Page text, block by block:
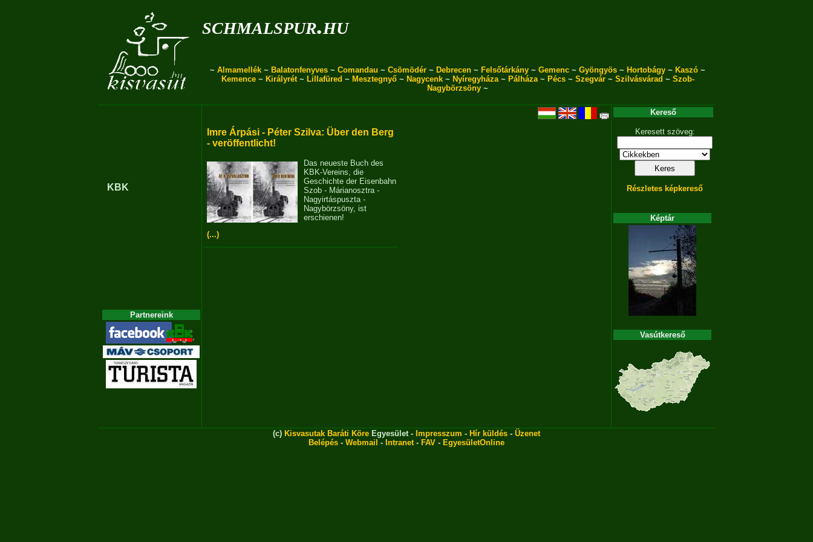
schmalspur.hu
~ Almamellék ~ Balatonfenyves ~ Comandau ~ Csömödér ~ Debrecen ~ Felsőtárkány ~ Gemenc ~ Gyöngyös ~ Hortobágy ~ Kaszó ~
Kemence~ Királyrét~ Lillafüred ~ Mesztegnyő~ Nagycenk~ Nyíregyháza~ Pálháza~ Pécs~ Szegvár~ Szilvásvárad ~ Szob-
Nagybörzsöny ~
KBK
Partnereink
Imre Árpási - Péter Szilva: Über den Berg
- veröffentlicht!
Das neueste Buch des
KBK-Vereins, die
Geschichte der Eisenbahn
Szob - Márianosztra -
Nagyirtáspuszta -
Nagybörzsöny, ist
erschienen!
(...)
Kereső
Keresett szöveg:
Részletes képkereső
Képtár
Vasútkereső
(c) Kisvasutak Baráti Köre Egyesület - Impresszum - Hír küldés - Üzenet
Belépés - Webmail - Intranet- FAV - EgyesületOnline